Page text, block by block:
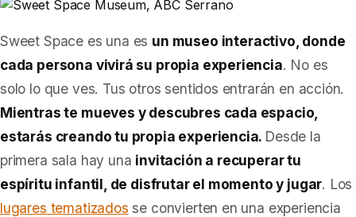
Sweet Space es una es un museo interactivo, donde
cada persona vivirá su propia experiencia. No es
solo lo que ves. Tus otros sentidos entrarán en acción.
Mientras te mueves y descubres cada espacio,
estarás creando tu propia experiencia. Desde la
primera sala hay una invitación a recuperar tu
espíritu infantil, de disfrutar el momento y jugar. Los
lugares tematizados se convierten en una experiencia